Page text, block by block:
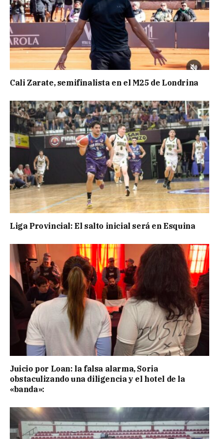
Cali Zarate, semifinalista en el M25 de Londrina
Liga Provincial: El salto inicial será en Esquina
Juicio por Loan: la falsa alarma, Soria
obstaculizando una diligencia y el hotel de la
«banda»: